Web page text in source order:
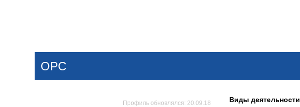
НОВОСТИ
ОРС
Профиль обновлялся: 20.09.18 Виды деятельности